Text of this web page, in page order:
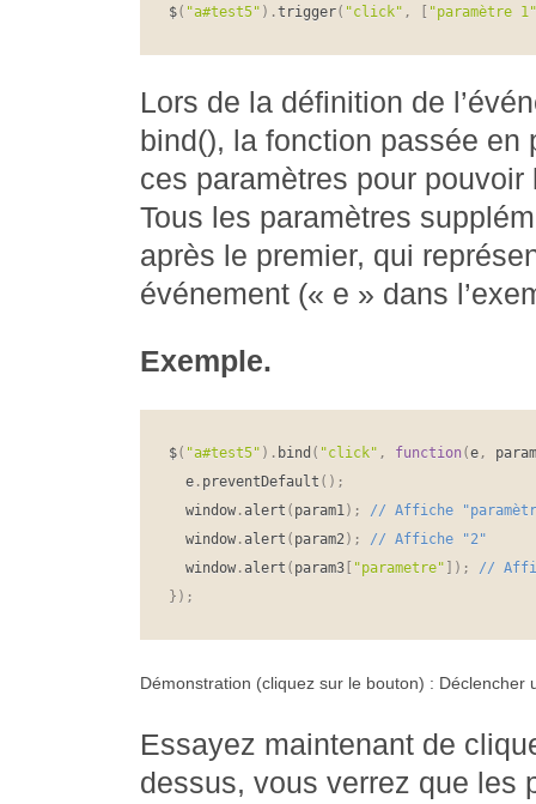
$( "a#test5" ) .trigger( "click" , [ "paramètre 1"
Lors de la définition de
bind(), la fonction passée en
ces paramètres pour pouvoir
Tous les paramètres
après le premier, qui
événement (« e » dans
Exemple.
$( "a#test5" ) . bind ( "click" , function (e ,
  e
. preventDefault ( ) ;
  window
. alert ( param1) ;
  window
. alert ( param2) ;
  window
. alert ( param3 [ "parametre" ) ;
} ) ;
Démonstration (cliquez sur le bouton) : Déclencher
Essayez maintenant de
dessus, vous verrez que les